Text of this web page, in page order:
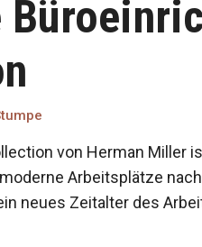
von Herman Miller
Arbeitsplätze
neues Zeitalter des